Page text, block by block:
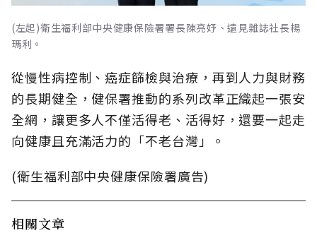
(左起)衛生福利部中央健康保險署署長陳亮妤、遠見雜誌社長楊
瑪利。
從慢性病控制、癌症篩檢與治療，再到人力與財務
的長期健全，健保署推動的系列改革正織起一張安
全網，讓更多人不僅活得老、活得好，還要一起走
向健康且充滿活力的「不老台灣」。
(衛生福利部中央健康保險署廣告)
相關文章